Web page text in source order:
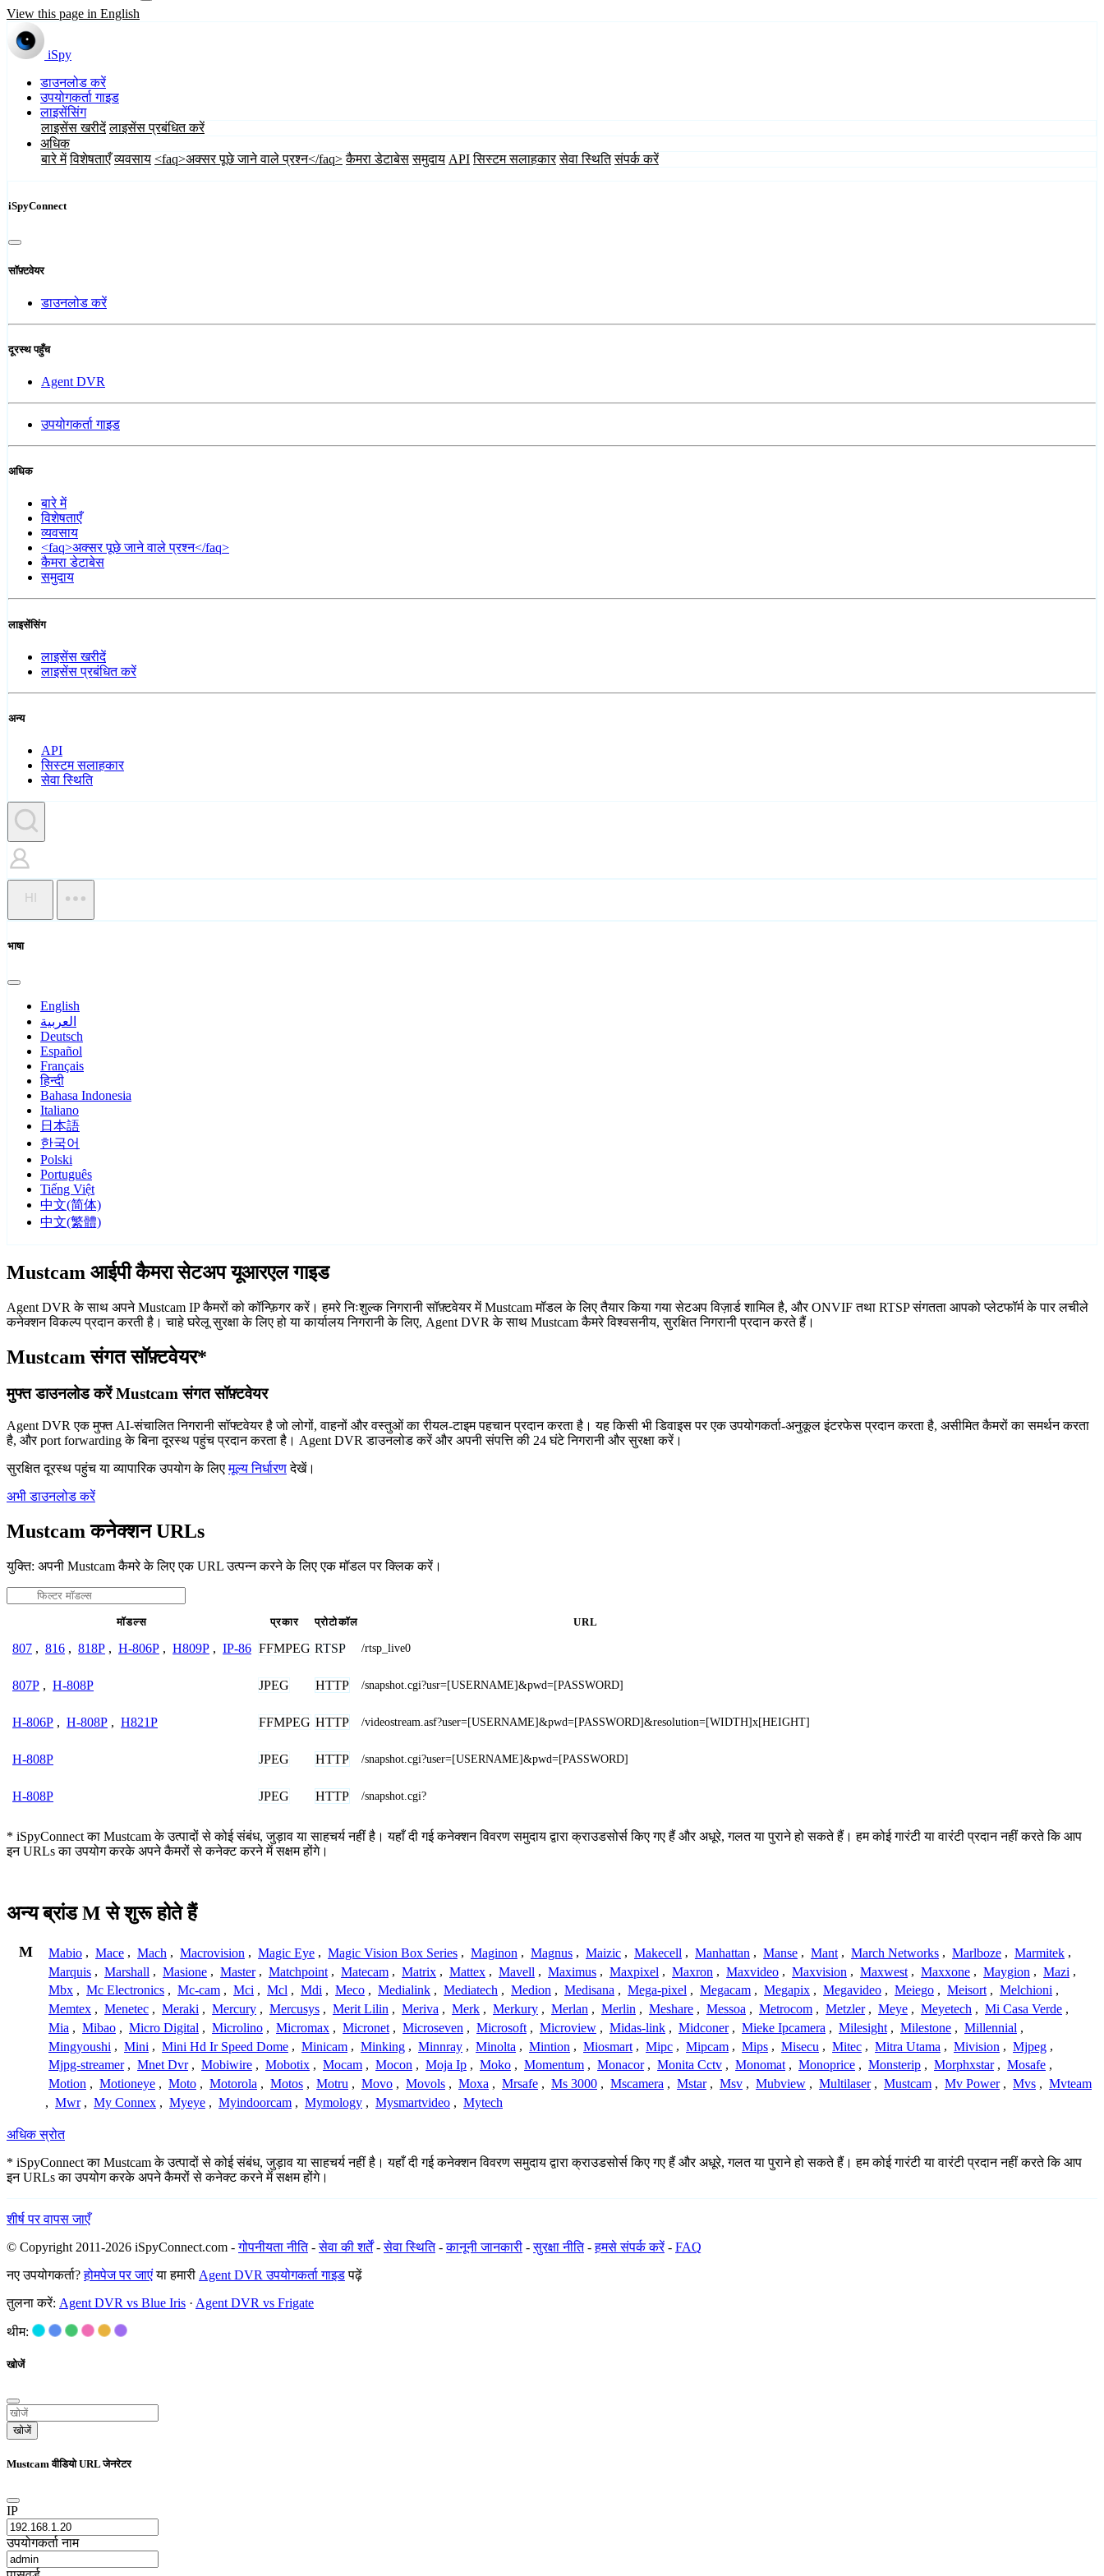
View this page in English
iSpy
डाउनलोड करें
उपयोगकर्ता गाइड
लाइसेंसिंग
लाइसेंस खरीदें लाइसेंस प्रबंधित करें
अधिक
बारे में विशेषताएँ व्यवसाय <faq>अक्सर पूछे जाने वाले प्रश्न</faq> कैमरा डेटाबेस समुदाय API सिस्टम सलाहकार सेवा स्थिति संपर्क करें
iSpyConnect
सॉफ़्टवेयर
डाउनलोड करें
दूरस्थ पहुँच
Agent DVR
उपयोगकर्ता गाइड
अधिक
बारे में
विशेषताएँ
व्यवसाय
<faq>अक्सर पूछे जाने वाले प्रश्न</faq>
कैमरा डेटाबेस
समुदाय
लाइसेंसिंग
लाइसेंस खरीदें
लाइसेंस प्रबंधित करें
अन्य
API
सिस्टम सलाहकार
सेवा स्थिति
HI
भाषा
English
العربية
Deutsch
Español
Français
हिन्दी
Bahasa Indonesia
Italiano
日本語
한국어
Polski
Português
Tiếng Việt
中文(简体)
中文(繁體)
Mustcam आईपी कैमरा सेटअप यूआरएल गाइड
Agent DVR के साथ अपने Mustcam IP कैमरों को कॉन्फ़िगर करें। हमरे निःशुल्क निगरानी सॉफ़्टवेयर में Mustcam मॉडल के लिए तैयार किया गया सेटअप विज़ार्ड शामिल है, और ONVIF तथा RTSP संगतता आपको प्लेटफॉर्म के पार लचीले
कनेक्शन विकल्प प्रदान करती है। चाहे घरेलू सुरक्षा के लिए हो या कार्यालय निगरानी के लिए, Agent DVR के साथ Mustcam कैमरे विश्वसनीय, सुरक्षित निगरानी प्रदान करते हैं।
Mustcam संगत सॉफ़्टवेयर*
मुफ्त डाउनलोड करें Mustcam संगत सॉफ़्टवेयर
Agent DVR एक मुफ्त AI-संचालित निगरानी सॉफ्टवेयर है जो लोगों, वाहनों और वस्तुओं का रीयल-टाइम पहचान प्रदान करता है। यह किसी भी डिवाइस पर एक उपयोगकर्ता-अनुकूल इंटरफेस प्रदान करता है, असीमित कैमरों का समर्थन करता
है, और port forwarding के बिना दूरस्थ पहुंच प्रदान करता है। Agent DVR डाउनलोड करें और अपनी संपत्ति की 24 घंटे निगरानी और सुरक्षा करें।
सुरक्षित दूरस्थ पहुंच या व्यापारिक उपयोग के लिएमूल्य निर्धारणदेखें।
अभी डाउनलोड करें
Mustcam कनेक्शन URLs
युक्ति: अपनी Mustcam कैमरे के लिए एक URL उत्पन्न करने के लिए एक मॉडल पर क्लिक करें।
मॉडल्स प्रकार प्रोटोकॉल URL
807 , 816 , 818P , H-806P , H809P , IP-86 FFMPEG RTSP /rtsp_live0
807P , H-808P JPEG HTTP /snapshot.cgi?usr=[USERNAME]&pwd=[PASSWORD]
H-806P , H-808P , H821P FFMPEG HTTP /videostream.asf?user=[USERNAME]&pwd=[PASSWORD]&resolution=[WIDTH]x[HEIGHT]
H-808P JPEG HTTP /snapshot.cgi?user=[USERNAME]&pwd=[PASSWORD]
H-808P JPEG HTTP /snapshot.cgi?
* iSpyConnect का Mustcam के उत्पादों से कोई संबंध, जुड़ाव या साहचर्य नहीं है। यहाँ दी गई कनेक्शन विवरण समुदाय द्वारा क्राउडसोर्स किए गए हैं और अधूरे, गलत या पुराने हो सकते हैं। हम कोई गारंटी या वारंटी प्रदान नहीं करते कि आप
इन URLs का उपयोग करके अपने कैमरों से कनेक्ट करने में सक्षम होंगे।
अन्य ब्रांड M से शुरू होते हैं
M Mabio , Mace , Mach , Macrovision , Magic Eye , Magic Vision Box Series , Maginon , Magnus , Maizic , Makecell , Manhattan , Manse , Mant , March Networks , Marlboze , Marmitek ,
Marquis , Marshall , Masione , Master , Matchpoint , Matecam , Matrix , Mattex , Mavell , Maximus , Maxpixel , Maxron , Maxvideo , Maxvision , Maxwest , Maxxone , Maygion , Mazi ,
Mbx , Mc Electronics , Mc-cam , Mci , Mcl , Mdi , Meco , Medialink , Mediatech , Medion , Medisana , Mega-pixel , Megacam , Megapix , Megavideo , Meiego , Meisort , Melchioni ,
Memtex , Menetec , Meraki , Mercury , Mercusys , Merit Lilin , Meriva , Merk , Merkury , Merlan , Merlin , Meshare , Messoa , Metrocom , Metzler , Meye , Meyetech , Mi Casa Verde ,
Mia , Mibao , Micro Digital , Microlino , Micromax , Micronet , Microseven , Microsoft , Microview , Midas-link , Midconer , Mieke Ipcamera , Milesight , Milestone , Millennial ,
Mingyoushi , Mini , Mini Hd Ir Speed Dome , Minicam , Minking , Minnray , Minolta , Mintion , Miosmart , Mipc , Mipcam , Mips , Misecu , Mitec , Mitra Utama , Mivision , Mjpeg ,
Mjpg-streamer , Mnet Dvr , Mobiwire , Mobotix , Mocam , Mocon , Moja Ip , Moko , Momentum , Monacor , Monita Cctv , Monomat , Monoprice , Monsterip , Morphxstar , Mosafe ,
Motion , Motioneye , Moto , Motorola , Motos , Motru , Movo , Movols , Moxa , Mrsafe , Ms 3000 , Mscamera , Mstar , Msv , Mubview , Multilaser , Mustcam , Mv Power , Mvs , Mvteam
, Mwr , My Connex , Myeye , Myindoorcam , Mymology , Mysmartvideo , Mytech
अधिक स्रोत
* iSpyConnect का Mustcam के उत्पादों से कोई संबंध, जुड़ाव या साहचर्य नहीं है। यहाँ दी गई कनेक्शन विवरण समुदाय द्वारा क्राउडसोर्स किए गए हैं और अधूरे, गलत या पुराने हो सकते हैं। हम कोई गारंटी या वारंटी प्रदान नहीं करते कि आप
इन URLs का उपयोग करके अपने कैमरों से कनेक्ट करने में सक्षम होंगे।
शीर्ष पर वापस जाएँ
© Copyright 2011-2026 iSpyConnect.com -गोपनीयता नीति-सेवा की शर्तें-सेवा स्थिति-कानूनी जानकारी -सुरक्षा नीति-हमसे संपर्क करें- FAQ
नए उपयोगकर्ता?होमपेज पर जाएंया हमारी Agent DVR उपयोगकर्ता गाइडपढ़ें
तुलना करें: Agent DVR vs Blue Iris · Agent DVR vs Frigate
थीम:
खोजें
खोजें
Mustcam वीडियो URL जेनरेटर
IP
उपयोगकर्ता नाम